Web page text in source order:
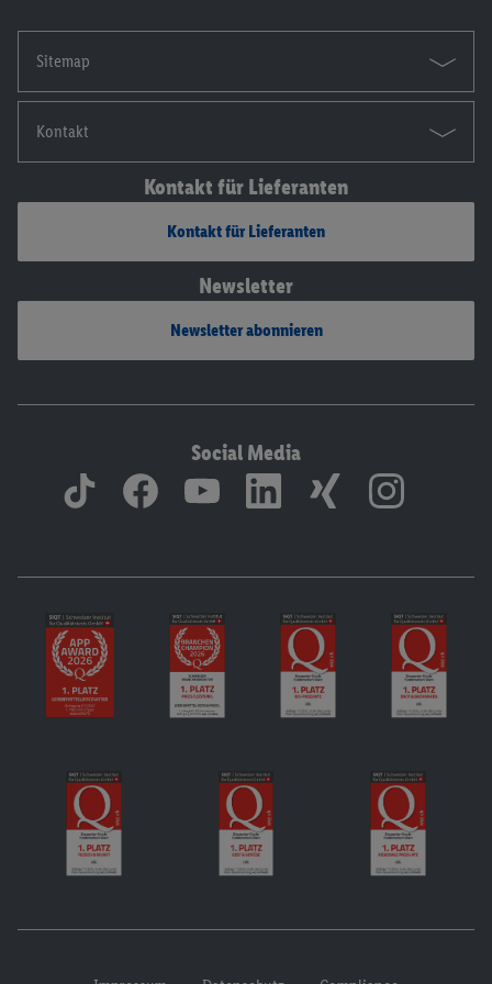
Sitemap
Kontakt
Kontakt für Lieferanten
Kontakt für Lieferanten
Newsletter
Newsletter abonnieren
Social Media